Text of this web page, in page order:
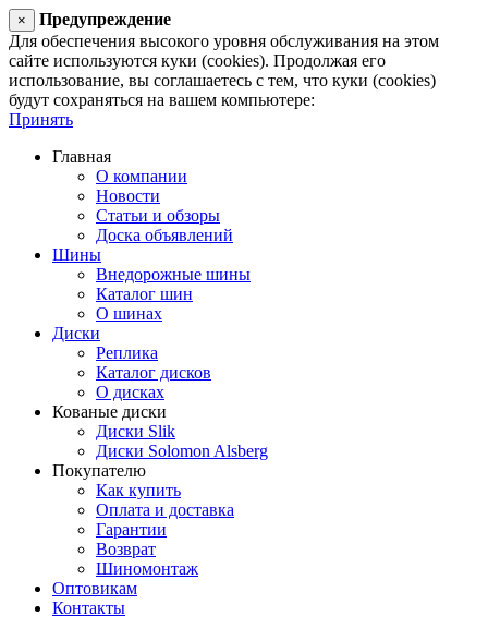
×
Предупреждение
Для обеспечения высокого уровня обслуживания на этом
сайте используются куки (cookies). Продолжая его
использование, вы соглашаетесь с тем, что куки (cookies)
будут сохраняться на вашем компьютере:
Принять
Главная
О компании
Новости
Статьи и обзоры
Доска объявлений
Шины
Внедорожные шины
Каталог шин
О шинах
Диски
Реплика
Каталог дисков
О дисках
Кованые диски
Диски Slik
Диски Solomon Alsberg
Покупателю
Как купить
Оплата и доставка
Гарантии
Возврат
Шиномонтаж
Оптовикам
Контакты